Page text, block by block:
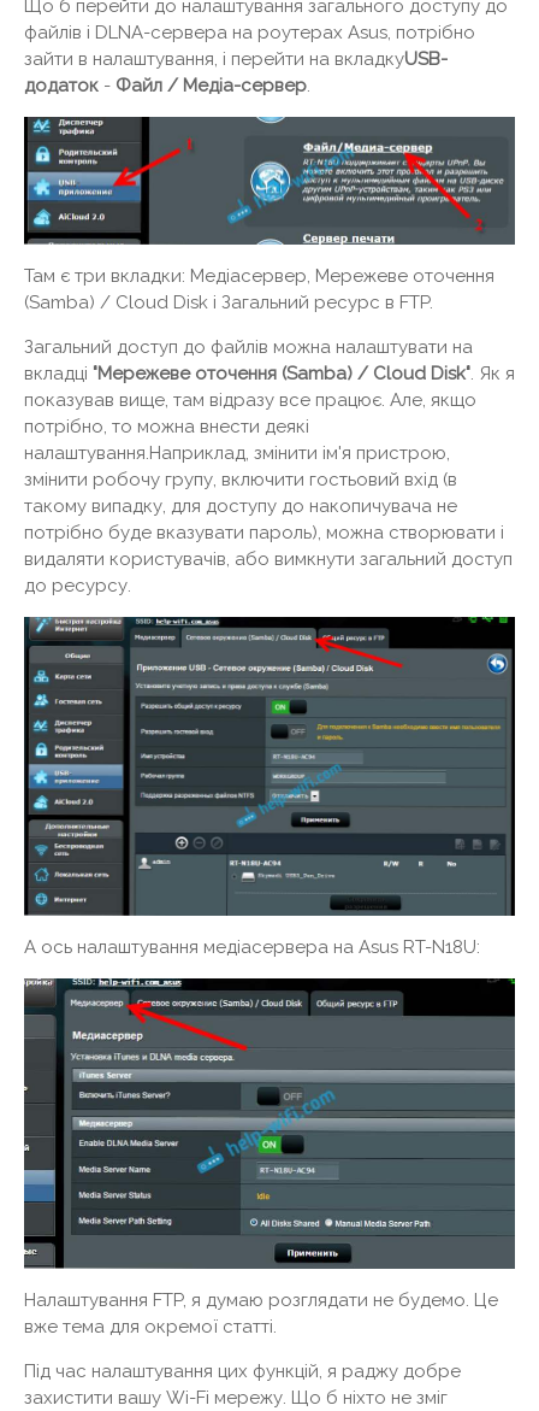
Що б перейти до налаштування загального доступу до
файлів і DLNA-сервера на роутерах Asus, потрібно
зайти в налаштування, і перейти на вкладкуUSB-
додаток - Файл / Медіа-сервер.
Там є три вкладки: Медіасервер, Мережеве оточення
(Samba) / Cloud Disk і Загальний ресурс в FTP.
Загальний доступ до файлів можна налаштувати на
вкладці "Мережеве оточення (Samba) / Cloud Disk". Як я
показував вище, там відразу все працює. Але, якщо
потрібно, то можна внести деякі
налаштування.Наприклад, змінити ім'я пристрою,
змінити робочу групу, включити гостьовий вхід (в
такому випадку, для доступу до накопичувача не
потрібно буде вказувати пароль), можна створювати і
видаляти користувачів, або вимкнути загальний доступ
до ресурсу.
А ось налаштування медіасервера на Asus RT-N18U:
Налаштування FTP, я думаю розглядати не будемо. Це
вже тема для окремої статті.
Під час налаштування цих функцій, я раджу добре
захистити вашу Wi-Fi мережу. Що б ніхто не зміг